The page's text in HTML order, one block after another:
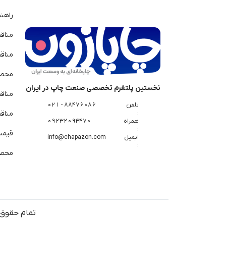
نخستین پلتفرم تخصصی صنعت چاپ در ایران
تلفن
:
88476086 - 021
همراه
:
09232094470
ایمیل
:
info@chapazon.com
تمام